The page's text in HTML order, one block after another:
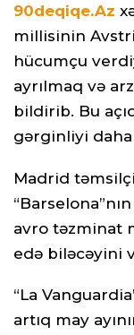
90deqiqe.Az
millisinin
hücumçu
ayrılmaq və
bildirib. Bu
gərginliyi daha
Madrid
avro təzminat
edə biləcəyini
“La
artıq may